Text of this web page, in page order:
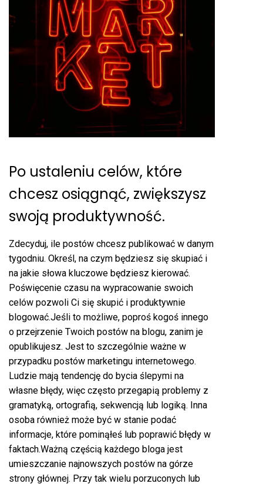
Po ustaleniu celów, które
chcesz osiągnąć, zwiększysz
swoją produktywność.
Zdecyduj, ile postów chcesz publikować w danym
tygodniu. Określ, na czym będziesz się skupiać i
na jakie słowa kluczowe będziesz kierować.
Poświęcenie czasu na wypracowanie swoich
celów pozwoli Ci się skupić i produktywnie
blogować.Jeśli to możliwe, poproś kogoś innego
o przejrzenie Twoich postów na blogu, zanim je
opublikujesz. Jest to szczególnie ważne w
przypadku postów marketingu internetowego.
Ludzie mają tendencję do bycia ślepymi na
własne błędy, więc często przegapią problemy z
gramatyką, ortografią, sekwencją lub logiką. Inna
osoba również może być w stanie podać
informacje, które pominąłeś lub poprawić błędy w
faktach.Ważną częścią każdego bloga jest
umieszczanie najnowszych postów na górze
strony głównej. Przy tak wielu porzuconych lub